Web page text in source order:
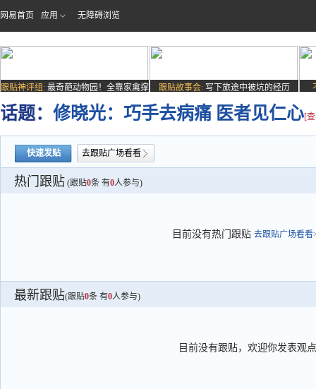
网易首页 应用 无障碍浏览
跟贴神评组: 最奇葩动物园！全靠家禽撑
场子
跟贴故事会: 写下旅途中被坑的经历
话题： 修晓光：巧手去病痛 医者见仁心[
快速发贴 去跟贴广场看看
热门跟贴 (跟贴0条 有0人参与)
目前没有热门跟贴 去跟贴广场看看
最新跟贴(跟贴0条 有0人参与)
目前没有跟贴，欢迎你发表观点